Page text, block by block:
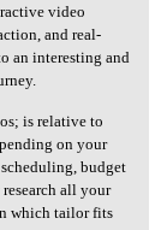
video
and real-
an interesting and
is relative to
on your
budget
all your
which tailor fits